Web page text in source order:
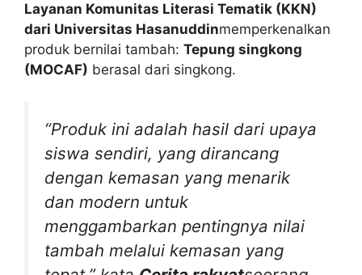
Layanan Komunitas Literasi Tematik (KKN)
dari Universitas Hasanuddinmemperkenalkan
produk bernilai tambah: Tepung singkong
(MOCAF) berasal dari singkong.
“Produk ini adalah hasil dari upaya
siswa sendiri, yang dirancang
dengan kemasan yang menarik
dan modern untuk
menggambarkan pentingnya nilai
tambah melalui kemasan yang